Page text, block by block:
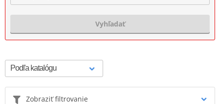
Vyhľadať
Zobraziť filtrovanie